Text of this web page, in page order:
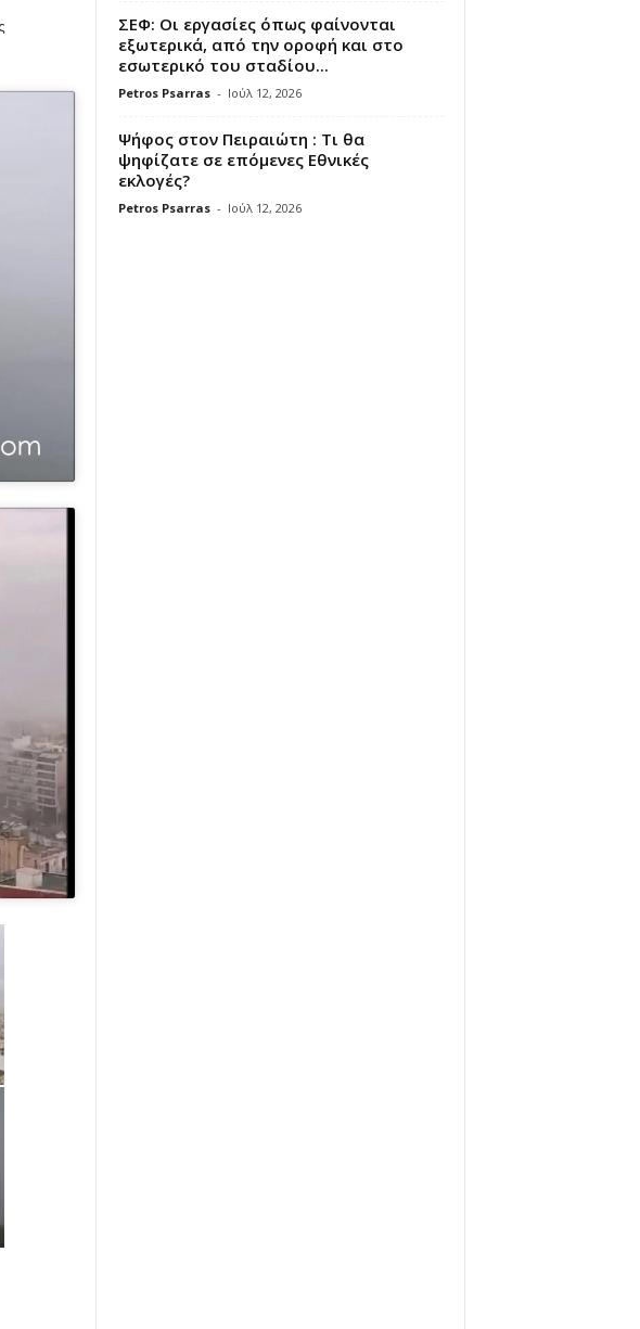
ΣΕΦ: Οι εργασίες όπως φαίνονται
εξωτερικά, από την οροφή και στο
εσωτερικό του σταδίου...
Petros Psarras - Ιούλ 12, 2026
Ψήφος στον Πειραιώτη : Τι θα
ψηφίζατε σε επόμενες Εθνικές
εκλογές?
Petros Psarras - Ιούλ 12, 2026